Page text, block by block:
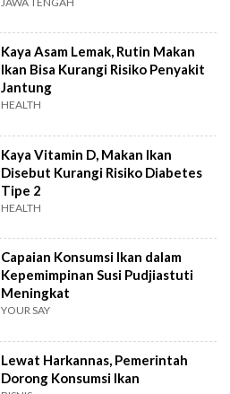
Kaya Asam Lemak, Rutin Makan
Ikan Bisa Kurangi Risiko Penyakit
Jantung
HEALTH
Kaya Vitamin D, Makan Ikan
Disebut Kurangi Risiko Diabetes
Tipe 2
HEALTH
Capaian Konsumsi Ikan dalam
Kepemimpinan Susi Pudjiastuti
Meningkat
YOUR SAY
Lewat Harkannas, Pemerintah
Dorong Konsumsi Ikan